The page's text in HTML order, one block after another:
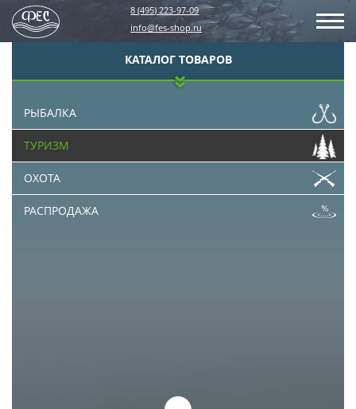
8 (495) 223-97-09
info@fes-shop.ru
КАТАЛОГ ТОВАРОВ
РЫБАЛКА
ТУРИЗМ
ОХОТА
РАСПРОДАЖА